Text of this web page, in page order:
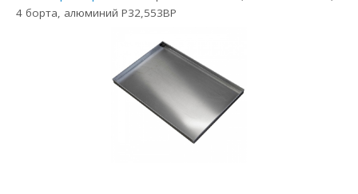
4 борта, алюминий P32,553BP